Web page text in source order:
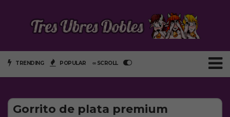
TRENDING POPULAR ∞ SCROLL
Gorrito de plata premium